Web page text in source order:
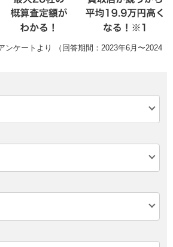
ンケートより （回答期間：2023年6月〜2024